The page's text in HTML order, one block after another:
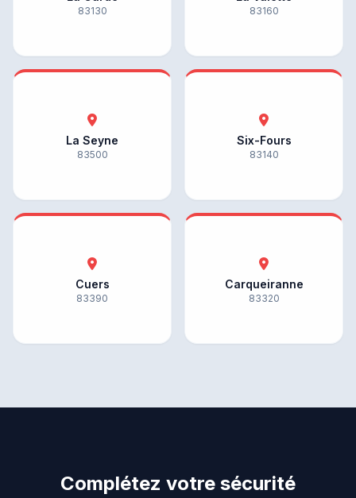
83130 83160
La Seyne
83500
Six-Fours
83140
Cuers
83390
Carqueiranne
83320
Complétez votre sécurité